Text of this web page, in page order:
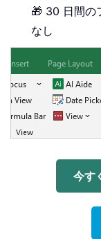
🎁 30 日間の
なし
今す